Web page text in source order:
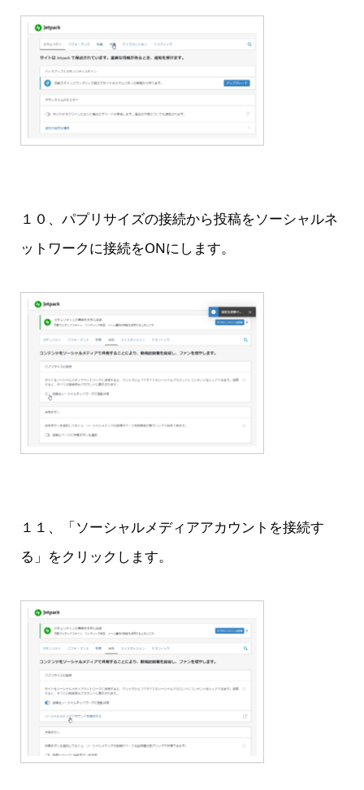
１０、パプリサイズの接続から投稿をソーシャルネ
ットワークに接続をONにします。
１１、「ソーシャルメディアアカウントを接続す
る」をクリックします。